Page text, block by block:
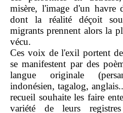
misère, l'image d'un havre
dont la réalité déçoit
migrants prennent alors la
vécu.
Ces voix de l'exil portent
se manifestent par des
langue originale
indonésien, tagalog,
recueil souhaite les faire
variété de leurs